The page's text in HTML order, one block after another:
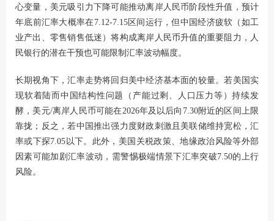
心变量，美元吸引力下降可能推动离岸人民币阶段性升值，预计
年底前汇率大概率在7.12-7.15区间运行，但中国经济疲软（如工
业产出、零售销售低迷）将构成离岸人民币升值的重要阻力，人
民银行的潜在干预也可能限制汇率波动幅度。
长期视角下，汇率走势将回归美中经济基本面的较量。若美国实
现软着陆而中国结构性问题（产能过剩、人口压力等）持续发
酵，美元/离岸人民币可能在2026年及以后向7.30附近的区间上限
靠拢；反之，若中国推出强力度财政刺激且美联储维持宽松，汇
率或下探7.05以下。此外，美国关税政策、地缘政治风险等外部
因素可能加剧汇率波动，需警惕极端情景下汇率突破7.50的上行
风险。